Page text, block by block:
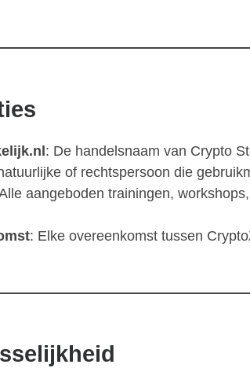
: De handelsnaam van Crypto
of rechtspersoon die
aangeboden trainingen,
: Elke overeenkomst tussen